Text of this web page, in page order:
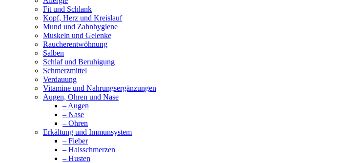
Fit und Schlank
Kopf, Herz und Kreislauf
Mund und Zahnhygiene
Muskeln und Gelenke
Raucherentwöhnung
Salben
Schlaf und Beruhigung
Schmerzmittel
Verdauung
Vitamine und Nahrungsergänzungen
Augen, Ohren und Nase
– Augen
– Nase
– Ohren
Erkältung und Immunsystem
– Fieber
– Halsschmerzen
– Husten